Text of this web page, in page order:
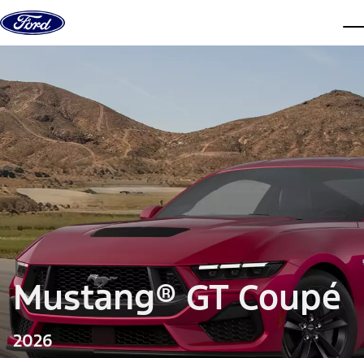
Aller au contenu
Mustang® GT Coupé
2026